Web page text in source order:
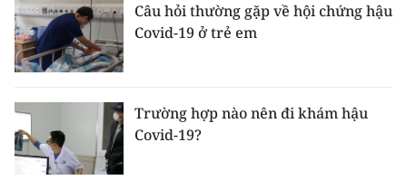
Câu hỏi thường gặp về hội chứng hậu
Covid-19 ở trẻ em
Trường hợp nào nên đi khám hậu
Covid-19?